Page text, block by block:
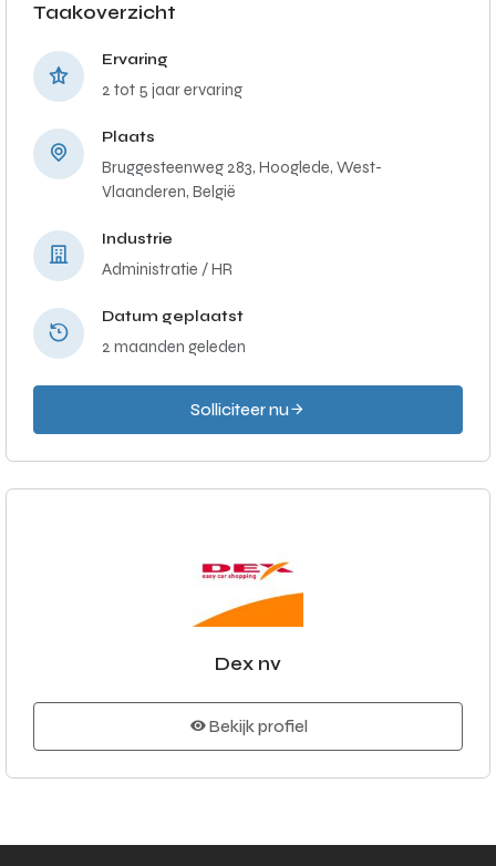
Taakoverzicht
Ervaring
2 tot 5 jaar ervaring
Plaats
Bruggesteenweg 283, Hooglede, West-
Vlaanderen, België
Industrie
Administratie / HR
Datum geplaatst
2 maanden geleden
Solliciteer nu
Dex nv
Bekijk profiel